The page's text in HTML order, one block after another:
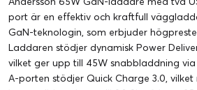
port är en effektiv och kraftfull
GaN-teknologin, som erbjuder
Laddaren stödjer dynamisk Power
vilket ger upp till 45W snabbladdning
A-porten stödjer Quick Charge 3.0,